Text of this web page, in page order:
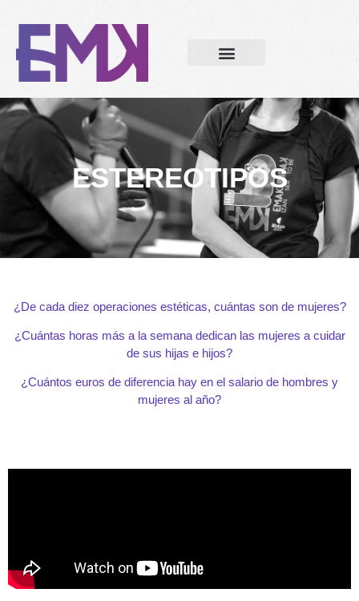
ESTEREOTIPOS
¿De cada diez operaciones estéticas, cuántas son de mujeres?
¿Cuántas horas más a la semana dedican las mujeres a cuidar
de sus hijas e hijos?
¿Cuántos euros de diferencia hay en el salario de hombres y
mujeres al año?